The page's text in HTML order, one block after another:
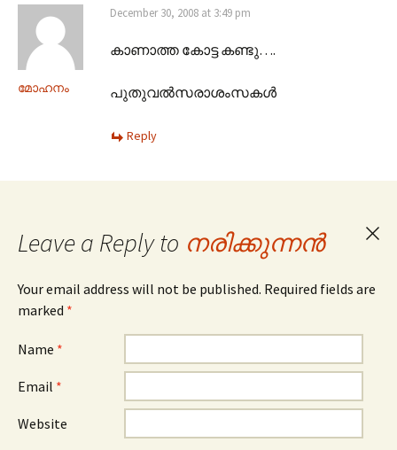
മോഹനം
December 30, 2008 at 3:49 pm
കാണാത്ത കോട്ട കണ്ടു….
പുതുവല്‍സരാശംസകള്‍
Reply
Leave a Reply to നരിക്കുന്നൻ
Your email address will not be published. Required fields are
marked *
Name *
Email *
Website